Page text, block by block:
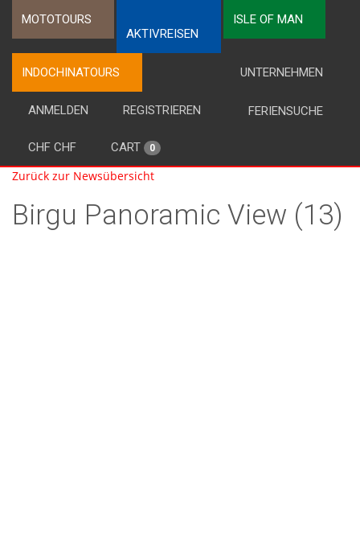
MOTOTOURS
AKTIVREISEN
ISLE OF MAN
INDOCHINATOURS UNTERNEHMEN
FERIENSUCHE
ANMELDEN REGISTRIEREN
CHF CHF CART 0
Zurück zur Newsübersicht
Birgu Panoramic View (13)